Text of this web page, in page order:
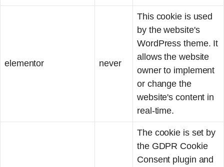
elementor never
This cookie is used
by the website's
WordPress theme. It
allows the website
owner to implement
or change the
website's content in
real-time.
The cookie is set by
the GDPR Cookie
Consent plugin and